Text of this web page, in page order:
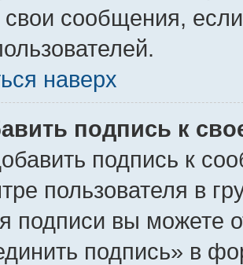
свои сообщения,
наверх
подпись к
подпись к
пользователя в
подписи вы можете
подпись» в